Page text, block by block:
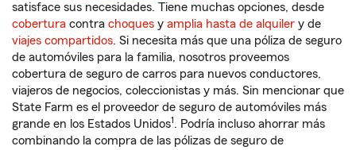
satisface sus necesidades. Tiene muchas opciones, desde
cobertura contra choques y amplia hasta de alquiler y de
viajes compartidos. Si necesita más que una póliza de seguro
de automóviles para la familia, nosotros proveemos
cobertura de seguro de carros para nuevos conductores,
viajeros de negocios, coleccionistas y más. Sin mencionar que
State Farm es el proveedor de seguro de automóviles más
grande en los Estados Unidos1. Podría incluso ahorrar más
combinando la compra de las pólizas de seguro de